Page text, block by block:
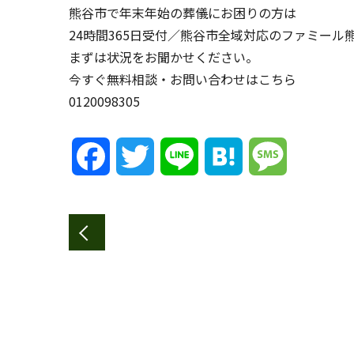
熊谷市で年末年始の葬儀にお困りの方は
24時間365日受付／熊谷市全域対応のファミール
まずは状況をお聞かせください。
今すぐ無料相談・お問い合わせはこちら
0120098305
FacebookTwitter Line Hatena